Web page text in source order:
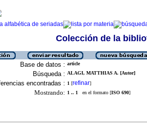
Colección de la
Base de datos : article
Búsqueda : ALAGI, MATTHIAS A. [Autor]
encontradas : 1 [refinar]
Mostrando: 1 .. 1 en el formato [ISO 690]